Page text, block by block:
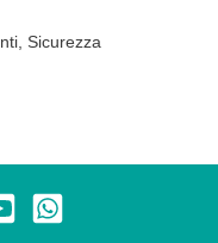
, Sicurezza